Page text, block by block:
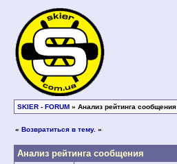
SKIER - FORUM » Анализ рейтинга сообщения
« Возвратиться в тему. »
Анализ рейтинга сообщения